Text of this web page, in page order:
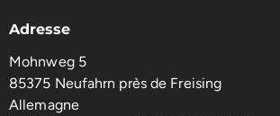
Adresse
Mohnweg 5
85375 Neufahrn près de Freising
Allemagne